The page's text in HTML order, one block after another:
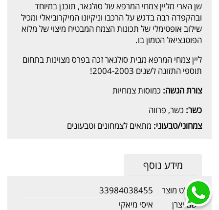
שן הארי מליין צמחי המרפא של סולגאר, תוכנן במיוחד
ובהקפדה רבה בדגש על הרכבו וניקיונו המיקרוביאלי ומכיל
שילוב אופטימלי של תכונות הצמח המבטיח מיצוי של מלוא
הפוטנציאל הטמון בו.
ליין צמחי המרפא מבית סולגאר זכה בפרס מצוינות בתחום
תוספי התזונה לשנים 2004-2003!
צורת הגשה: כמוסות צמחיות
כשר: כשר, פרווה
צמחוני/טבעוני: מתאים לצמחונים וטבעונים
מידע נוסף
מק"ט מוצר
33984038455
שם יצרן
איסי מיאקי